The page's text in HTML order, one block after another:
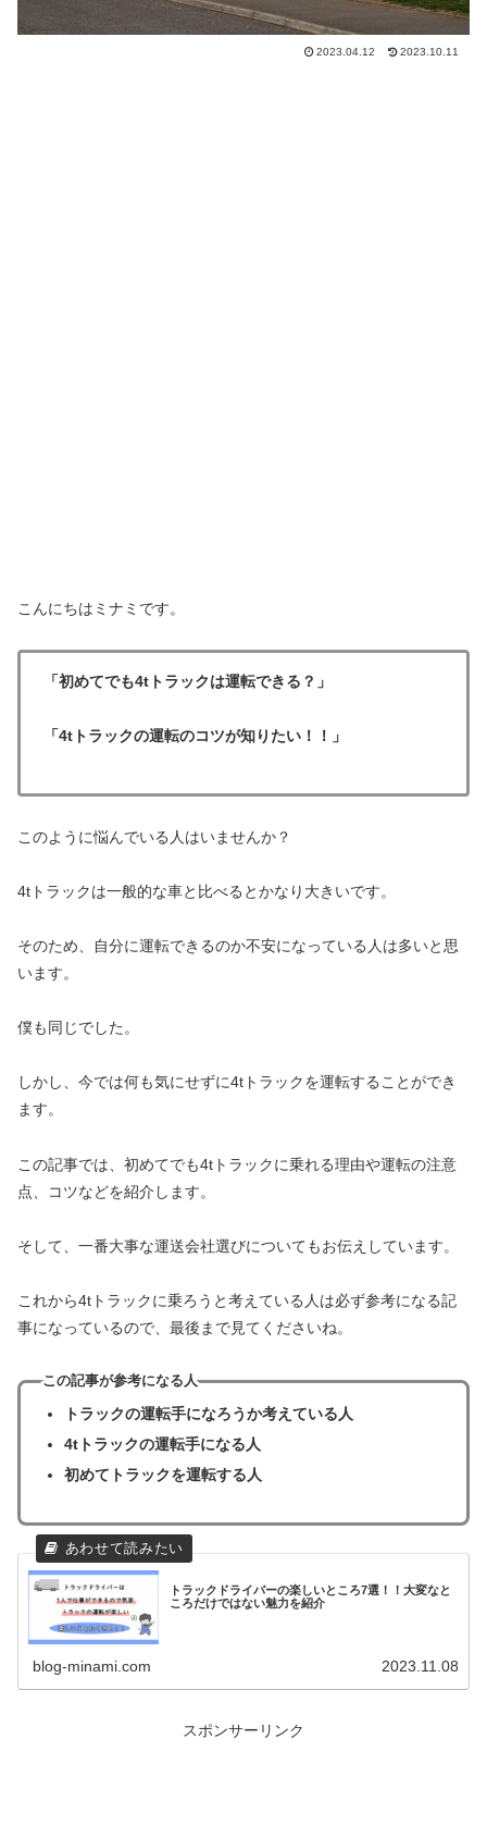
2023.04.12 2023.10.11
こんにちはミナミです。
「初めてでも4tトラックは運転できる？」
「4tトラックの運転のコツが知りたい！！」
このように悩んでいる人はいませんか？
4tトラックは一般的な車と比べるとかなり大きいです。
そのため、自分に運転できるのか不安になっている人は多いと思
います。
僕も同じでした。
しかし、今では何も気にせずに4tトラックを運転することができ
ます。
この記事では、初めてでも4tトラックに乗れる理由や運転の注意
点、コツなどを紹介します。
そして、一番大事な運送会社選びについてもお伝えしています。
これから4tトラックに乗ろうと考えている人は必ず参考になる記
事になっているので、最後まで見てくださいね。
この記事が参考になる人
トラックの運転手になろうか考えている人
4tトラックの運転手になる人
初めてトラックを運転する人
トラックドライバーの楽しいところ7選！！大変なと
ころだけではない魅力を紹介
blog-minami.com 2023.11.08
スポンサーリンク